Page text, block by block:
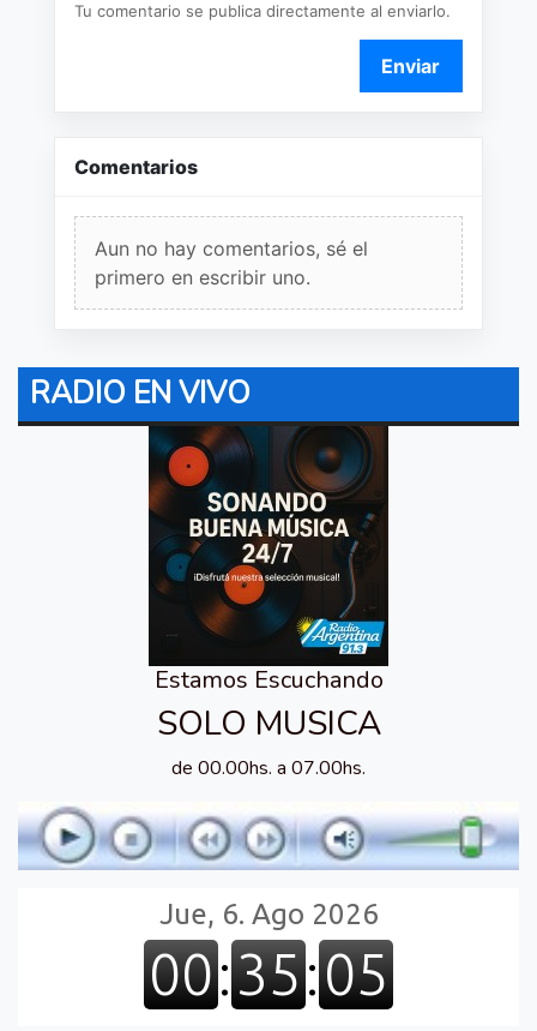
Tu comentario se publica directamente al enviarlo.
Enviar
Comentarios
Aun no hay comentarios, sé el
primero en escribir uno.
RADIO EN VIVO
Estamos Escuchando
SOLO MUSICA
de 00.00hs. a 07.00hs.